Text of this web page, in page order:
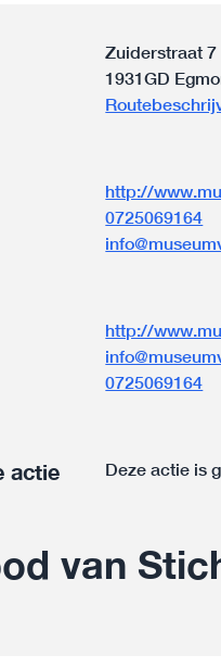
Zuiderstraat 7
1931GD
http://
0725069164
http://
0725069164
actie Deze actie is
van